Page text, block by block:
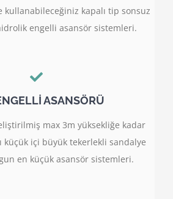
kapalı tip sonsuz
engelli asansör sistemleri.
ASANSÖRÜ
max 3m yüksekliğe kadar
küçük içi büyük tekerlekli sandalye
en küçük asansör sistemleri.